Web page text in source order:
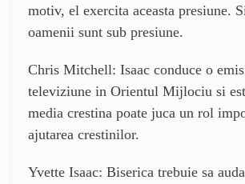
motiv, el exercita aceasta presiune.
oamenii sunt sub presiune.
Chris Mitchell: Isaac conduce o
televiziune in Orientul Mijlociu si
media crestina poate juca un rol
ajutarea crestinilor.
Yvette Isaac: Biserica trebuie sa